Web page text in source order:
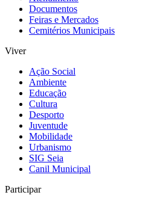
Documentos
Feiras e Mercados
Cemitérios Municipais
Viver
Ação Social
Ambiente
Educação
Cultura
Desporto
Juventude
Mobilidade
Urbanismo
SIG Seia
Canil Municipal
Participar